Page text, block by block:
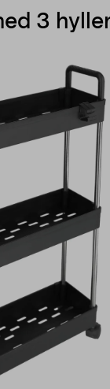
3